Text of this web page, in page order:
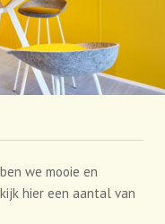
we mooie en
hier een aantal van